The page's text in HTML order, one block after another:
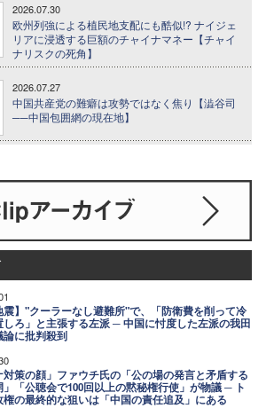
2026.07.30
欧州列強による植民地支配にも酷似!? ナイジェ
リアに浸透する巨額のチャイナマネー【チャイ
ナリスクの死角】
2026.07.27
中国共産党の難癖は攻勢ではなく焦り【澁谷司
──中国包囲網の現在地】
震】"クーラーなし避難所"で、「防衛費を削って冷
しろ」と主張する左派 ─ 中国に忖度した左派の我田
論に批判殺到
対策の顔」ファウチ氏の「公の場の発言と矛盾する
」「公聴会で100回以上の黙秘権行使」が物議 ─ ト
権の最終的な狙いは「中国の責任追及」にある